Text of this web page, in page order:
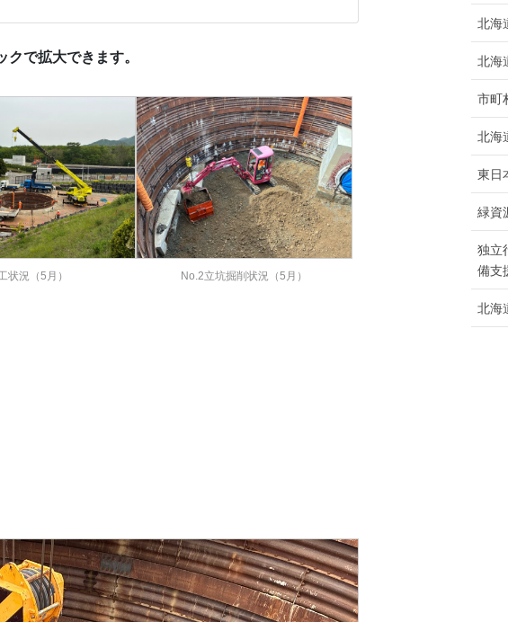
クで拡大できます。
状況（5月） No.2立坑掘削状況（5月）
北海
北海
市町
北海
東日
緑資
独立
備支
北海